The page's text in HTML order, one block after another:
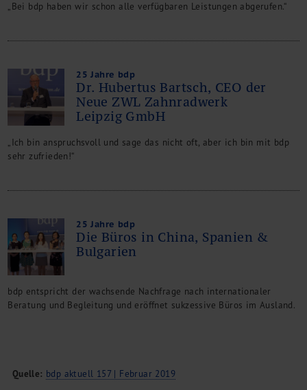
„Bei bdp haben wir schon alle verfügbaren Leistungen abgerufen.“
25 Jahre bdp
Dr. Hubertus Bartsch, CEO der
Neue ZWL Zahnradwerk
Leipzig GmbH
„Ich bin anspruchsvoll und sage das nicht oft, aber ich bin mit bdp
sehr zufrieden!“
25 Jahre bdp
Die Büros in China, Spanien &
Bulgarien
bdp entspricht der wachsende Nachfrage nach internationaler
Beratung und Begleitung und eröffnet sukzessive Büros im Ausland.
Quelle: bdp aktuell 157 | Februar 2019